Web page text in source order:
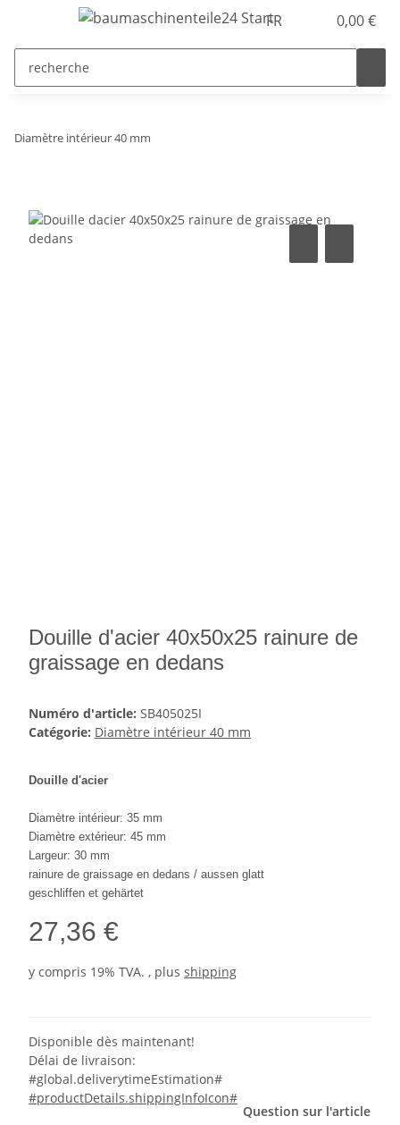
FR 0,00 €
Diamètre intérieur 40 mm
Douille d'acier 40x50x25 rainure de
graissage en dedans
Numéro d'article: SB405025I
Catégorie: Diamètre intérieur 40 mm
Douille d'acier
Diamètre intérieur: 35 mm
Diamètre extérieur: 45 mm
Largeur: 30 mm
rainure de graissage en dedans / aussen glatt
geschliffen et gehärtet
27,36 €
y compris 19% TVA. , plus shipping
Disponible dès maintenant!
Délai de livraison:
#global.deliverytimeEstimation#
#productDetails.shippingInfoIcon#
Question sur l'article